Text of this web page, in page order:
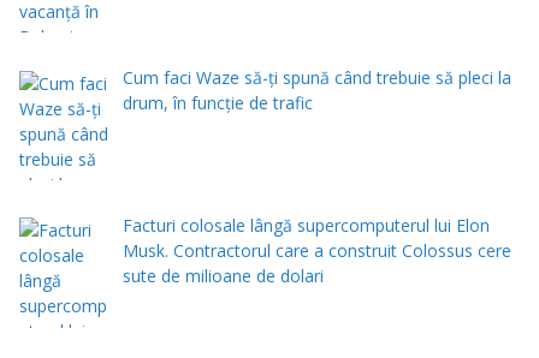
Cum faci Waze să-ți spună când trebuie să pleci la
drum, în funcție de trafic
Facturi colosale lângă supercomputerul lui Elon
Musk. Contractorul care a construit Colossus cere
sute de milioane de dolari